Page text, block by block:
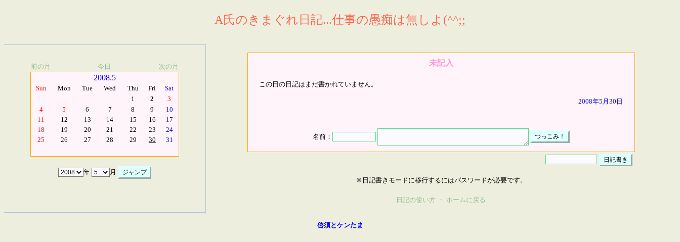
A氏のきまぐれ日記...仕事の愚痴は無しよ(^^;;
前の月 今日 次の月
2008.5
Sun Mon Tue Wed Thu Fri
Sat
1
2
3
4
5 6 7 8 9
10
11
12 13 14 15 16
17
18
19 20 21 22 23
24
25
26 27 28 29 30 31
年 月
未記入
この日の日記はまだ書かれていません。
2008年5月30日
名前：
※日記書きモードに移行するにはパスワードが必要です。
日記の使い方 ・ ホームに戻る
啓須とケンたま